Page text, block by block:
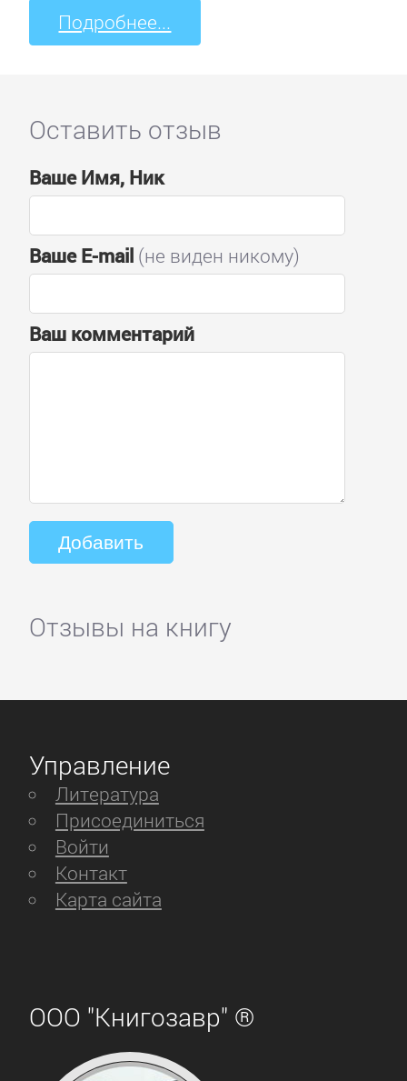
Подробнее...
Оставить отзыв
Ваше Имя, Ник
Ваше E-mail(не виден никому)
Ваш комментарий
Отзывы на книгу
Управление
Литература
Присоединиться
Войти
Контакт
Карта сайта
ООО "Книгозавр" ®